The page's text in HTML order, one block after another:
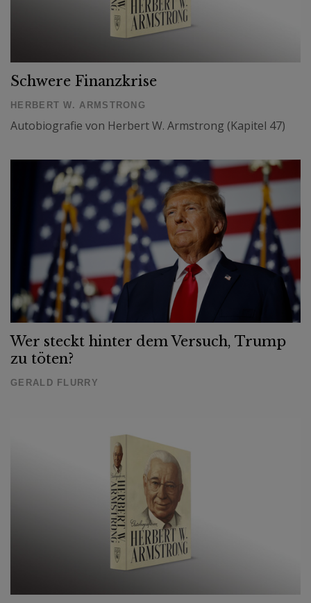
Schwere Finanzkrise
HERBERT W. ARMSTRONG
Autobiografie von Herbert W. Armstrong (Kapitel 47)
Wer steckt hinter dem Versuch, Trump
zu töten?
GERALD FLURRY